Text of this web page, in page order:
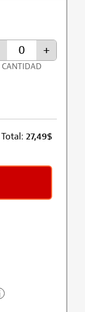
+
CANTIDAD
Total: 27,49$